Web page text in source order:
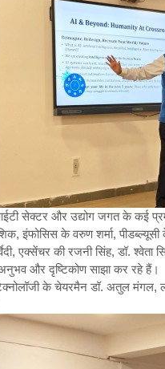
सेक्टर और उद्योग जगत के कई
इंफोसिस के वरुण शर्मा,
एक्सेंचर की रजनी सिंह, डॉ.
और दृष्टिकोण साझा कर रहे हैं।
के चेयरमैन डॉ. अतुल मंगल,